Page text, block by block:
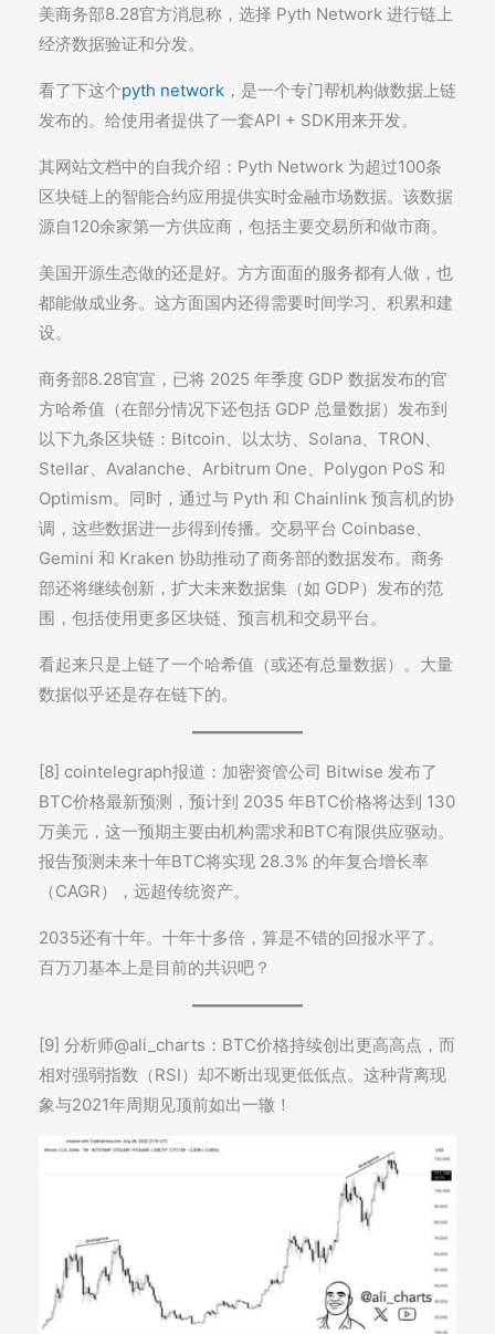
美商务部8.28官方消息称，选择 Pyth Network 进行链上
经济数据验证和分发。
看了下这个pyth network ，是一个专门帮机构做数据上链
发布的。给使用者提供了一套API + SDK用来开发。
其网站文档中的自我介绍：Pyth Network 为超过100条
区块链上的智能合约应用提供实时金融市场数据。该数据
源自120余家第一方供应商，包括主要交易所和做市商。
美国开源生态做的还是好。方方面面的服务都有人做，也
都能做成业务。这方面国内还得需要时间学习、积累和建
设。
商务部8.28官宣，已将 2025 年季度 GDP 数据发布的官
方哈希值（在部分情况下还包括 GDP 总量数据）发布到
以下九条区块链：Bitcoin、以太坊、Solana、TRON、
Stellar、Avalanche、Arbitrum One、Polygon PoS 和
Optimism。同时，通过与 Pyth 和 Chainlink 预言机的协
调，这些数据进一步得到传播。交易平台 Coinbase、
Gemini 和 Kraken 协助推动了商务部的数据发布。商务
部还将继续创新，扩大未来数据集（如 GDP）发布的范
围，包括使用更多区块链、预言机和交易平台。
看起来只是上链了一个哈希值（或还有总量数据）。大量
数据似乎还是存在链下的。
[8] cointelegraph报道：加密资管公司 Bitwise 发布了
BTC价格最新预测，预计到 2035 年BTC价格将达到 130
万美元，这一预期主要由机构需求和BTC有限供应驱动。
报告预测未来十年BTC将实现 28.3% 的年复合增长率
（CAGR），远超传统资产。
2035还有十年。十年十多倍，算是不错的回报水平了。
百万刀基本上是目前的共识吧？
[9] 分析师@ali_charts：BTC价格持续创出更高高点，而
相对强弱指数（RSI）却不断出现更低低点。这种背离现
象与2021年周期见顶前如出一辙！